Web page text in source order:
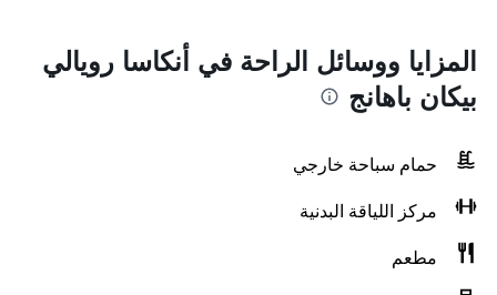
المزايا ووسائل الراحة في أنكاسا رويالي
بيكان باهانج
حمام سباحة خارجي
مركز اللياقة البدنية
مطعم